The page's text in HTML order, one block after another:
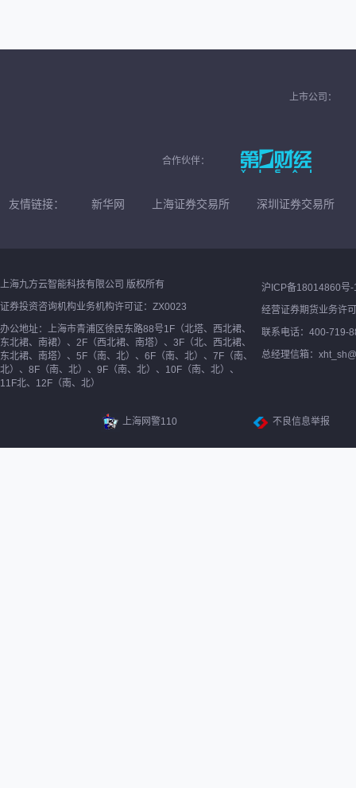
上市公司：
合作伙伴：
友情链接： 新华网 上海证券交易所 深圳证券交易所
上海九方云智能科技有限公司 版权所有
证券投资咨询机构业务机构许可证：ZX0023
办公地址：上海市青浦区徐民东路88号1F（北塔、西北裙、
东北裙、南裙）、2F（西北裙、南塔）、3F（北、西北裙、
东北裙、南塔）、5F（南、北）、6F（南、北）、7F（南、
北）、8F（南、北）、9F（南、北）、10F（南、北）、
11F北、12F（南、北）
沪ICP备18014860号-
经营证券期货业务许
联系电话：400-719-
总经理信箱：
上海网警110 不良信息举报